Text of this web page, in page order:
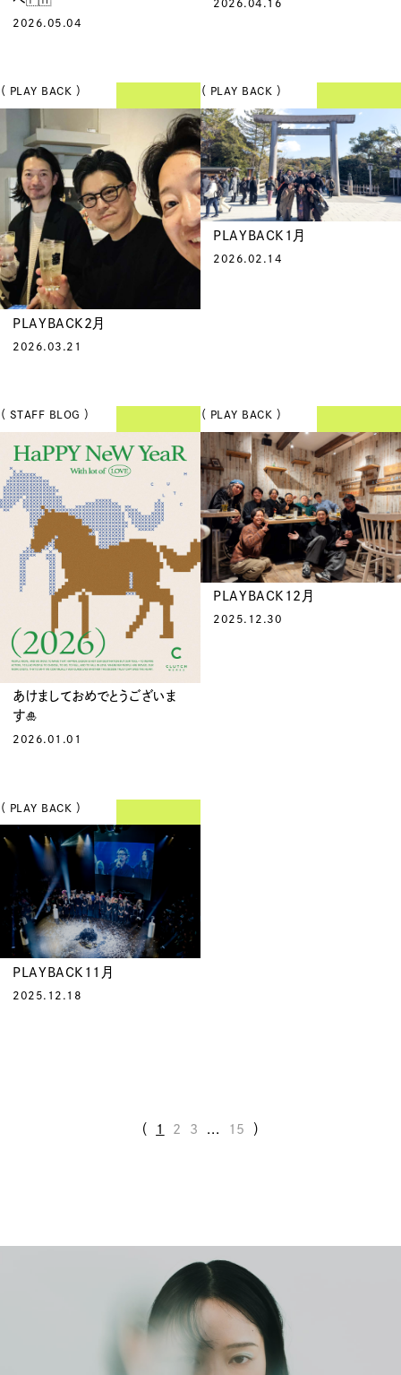
2026.05.04
2026.04.16
（ PLAY BACK ）
PLAYBACK2月
2026.03.21
（ PLAY BACK ）
PLAYBACK1月
2026.02.14
（ STAFF BLOG ）
あけましておめでとうございま
す🎍
2026.01.01
（ PLAY BACK ）
PLAYBACK12月
2025.12.30
（ PLAY BACK ）
PLAYBACK11月
2025.12.18
（ 1 2 3 ... 15 ）